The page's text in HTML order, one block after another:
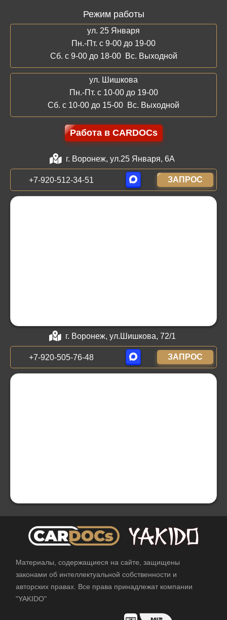
Режим работы
ул. 25 Января
Пн.-Пт. с 9-00 до 19-00
Сб. с 9-00 до 18-00 Вс. Выходной
ул. Шишкова
Пн.-Пт. с 10-00 до 19-00
Сб. с 10-00 до 15-00 Вс. Выходной
Работа в CARDOCs
г. Воронеж, ул.25 Января, 6А
+7-920-512-34-51 ЗАПРОС
г. Воронеж, ул.Шишкова, 72/1
+7-920-505-76-48 ЗАПРОС
Материалы, содержащиеся на сайте, защищены
законами об интеллектуальной собственности и
авторских правах. Все права принадлежат компании
"YAKIDO"